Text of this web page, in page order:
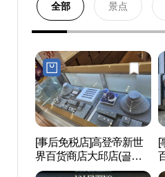
全部 景点
[事后免税店]高登帝新世
界百货商店大邱店(골든
듀 신세계백화점 대구점)
[